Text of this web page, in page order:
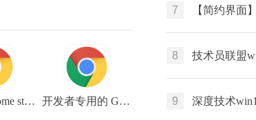
Google chrome stable 谷歌浏览器稳定版下载 32位 107.0.5304.122 开发者专用的 Google Chrome 谷歌浏览器下载 chrome_win32_dev_103.0.5042.0
7
8
9